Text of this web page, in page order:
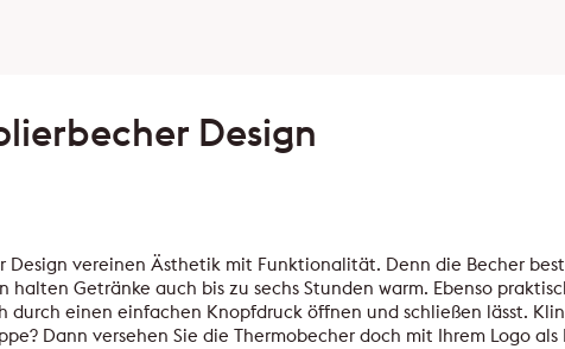
Design
Design vereinen Ästhetik mit Funktionalität. Denn die Becher
halten Getränke auch bis zu sechs Stunden warm. Ebenso
durch einen einfachen Knopfdruck öffnen und schließen lässt.
Dann versehen Sie die Thermobecher doch mit Ihrem Logo